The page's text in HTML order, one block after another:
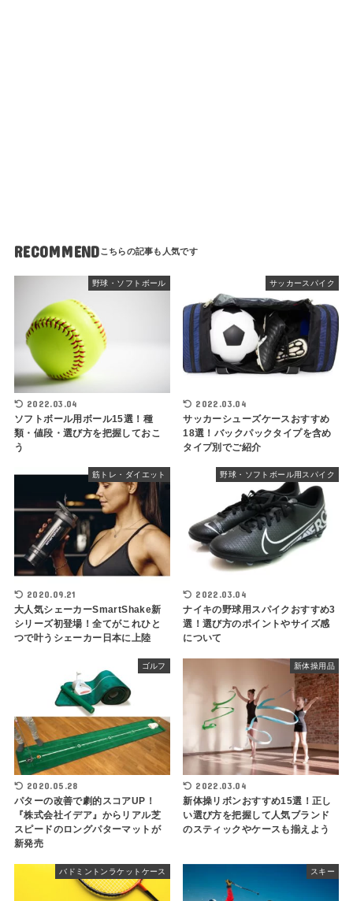
RECOMMEND
野球・ソフトボール
2022.03.04
ソフトボール用ボール15選！種
類・値段・選び方を把握しておこ
う
サッカースパイク
2022.03.04
サッカーシューズケースおすすめ
18選！バックパックタイプを含め
タイプ別でご紹介
筋トレ・ダイエット
2020.09.21
大人気シェーカーSmartShake新
シリーズ初登場！全てがこれひと
つで叶うシェーカー日本に上陸
野球・ソフトボール用スパイク
2022.03.04
ナイキの野球用スパイクおすすめ3
選！選び方のポイントやサイズ感
について
ゴルフ
2020.05.28
パターの改善で劇的スコアUP！
『株式会社イデア』からリアル芝
スピードのロングパターマットが
新発売
新体操用品
2022.03.04
新体操リボンおすすめ15選！正し
い選び方を把握して人気ブランド
のスティックやケースも揃えよう
バドミントンラケットケース スキー